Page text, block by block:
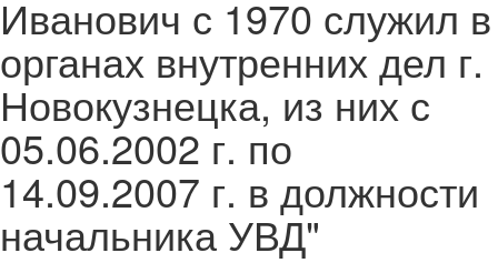
Иванович с 1970 служил в
органах внутренних дел г.
Новокузнецка, из них с
05.06.2002 г. по
14.09.2007 г. в должности
начальника УВД"